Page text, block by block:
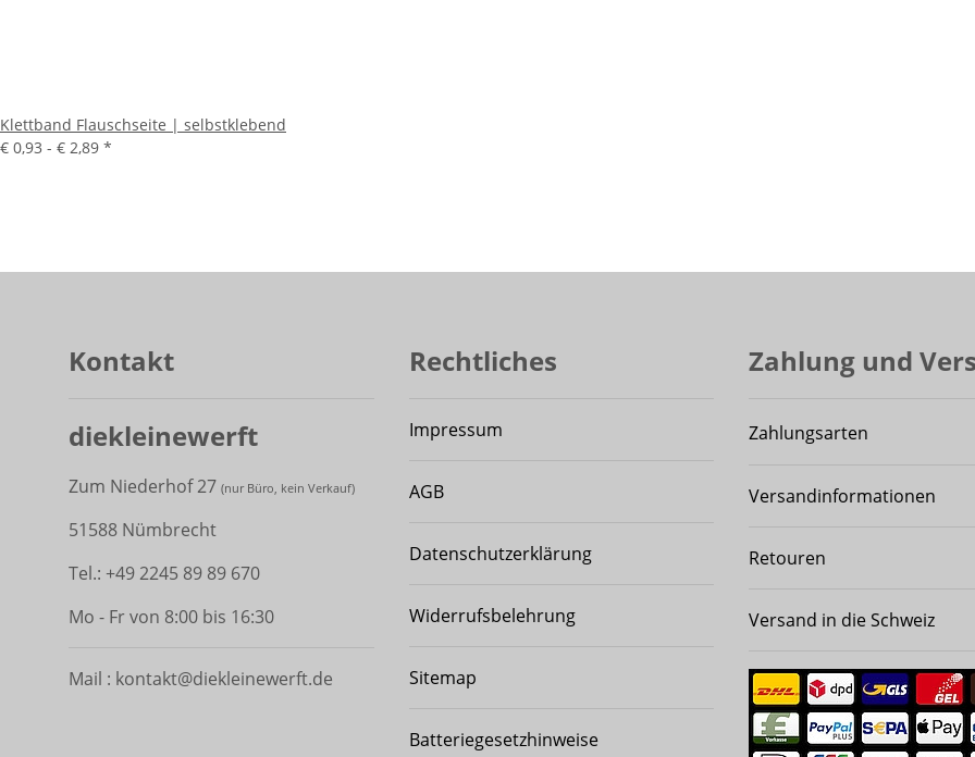
Klettband Flauschseite | selbstklebend
€ 0,93 - € 2,89 *
Kontakt
diekleinewerft
Zum Niederhof 27 (nur Büro, kein Verkauf)
51588 Nümbrecht
Tel.: +49 2245 89 89 670
Mo - Fr von 8:00 bis 16:30
Mail : kontakt@diekleinewerft.de
Rechtliches
Impressum
AGB
Datenschutzerklärung
Widerrufsbelehrung
Sitemap
Batteriegesetzhinweise
Zahlung und
Zahlungsarten
Versandinformationen
Retouren
Versand in die Schweiz